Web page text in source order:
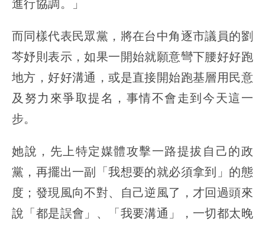
進行協調。」
而同樣代表民眾黨，將在台中角逐市議員的劉
芩妤則表示，如果一開始就願意彎下腰好好跑
地方，好好溝通，或是直接開始跑基層用民意
及努力來爭取提名，事情不會走到今天這一
步。
她說，先上特定媒體攻擊一路提拔自己的政
黨，再擺出一副「我想要的就必須拿到」的態
度；發現風向不對、自己逆風了，才回過頭來
說「都是誤會」、「我要溝通」，一切都太晚